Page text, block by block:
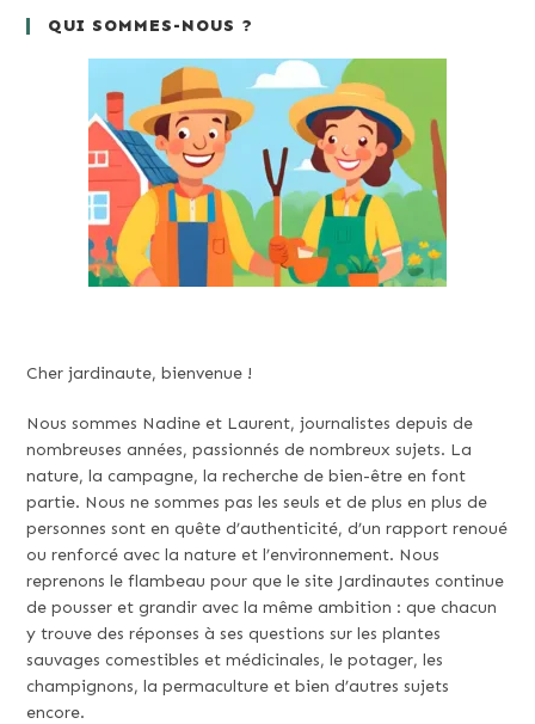
QUI SOMMES-NOUS ?
Cher jardinaute, bienvenue !
Nous sommes Nadine et Laurent, journalistes depuis de
nombreuses années, passionnés de nombreux sujets. La
nature, la campagne, la recherche de bien-être en font
partie. Nous ne sommes pas les seuls et de plus en plus de
personnes sont en quête d’authenticité, d’un rapport renoué
ou renforcé avec la nature et l’environnement. Nous
reprenons le flambeau pour que le site Jardinautes continue
de pousser et grandir avec la même ambition : que chacun
y trouve des réponses à ses questions sur les plantes
sauvages comestibles et médicinales, le potager, les
champignons, la permaculture et bien d’autres sujets
encore.